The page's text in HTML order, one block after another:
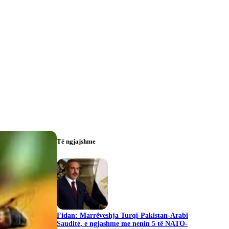
Të ngjajshme
Fidan: Marrëveshja Turqi-Pakistan-Arabi
Saudite, e ngjashme me nenin 5 të NATO-